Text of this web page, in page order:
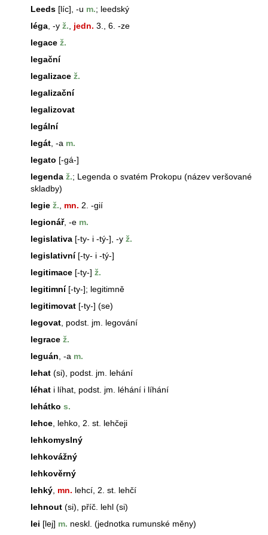
Leeds [líc], -u m.; leedský
léga , -y ž. jedn. 3., 6. -ze
legace ž.
legační
legalizace ž.
legalizační
legalizovat
legální
legát , -a m.
legato [-gá-]
legenda ž.; Legenda o svatém Prokopu (název veršované
skladby)
legie ž. mn. 2. -gií
legionář, -e m.
legislativa [-ty- i -tý-], -y ž.
legislativní[-ty- i -tý-]
legitimace [-ty-] ž.
legitimní[-ty-]; legitimně
legitimovat [-ty-] (se)
legovat , podst. jm. legování
legrace ž.
leguán , -a m.
lehat (si), podst. jm. lehání
léhat i líhat, podst. jm. léhání i líhání
lehátko s.
lehce , lehko, 2. st. lehčeji
lehkomyslný
lehkovážný
lehkověrný
lehký mn. lehcí, 2. st. lehčí
lehnout (si), příč. lehl (si)
lei [lej] m. neskl. (jednotka rumunské měny)